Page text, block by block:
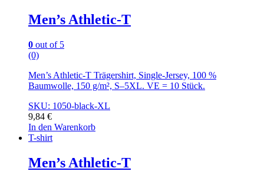
Men’s Athletic-T
0 out of 5
(0)
Men’s Athletic-T Trägershirt, Single-Jersey, 100 %
Baumwolle, 150 g/m², S–5XL. VE = 10 Stück.
SKU: 1050-black-XL
9,84 €
In den Warenkorb
T-shirt
Men’s Athletic-T